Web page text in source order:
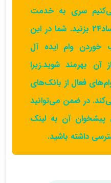
سری به خدمت
لیست وام‌های اپلیکیشن ساد24 بزنید. شما در این
خوردن وام ایده آل
آن بهرمند شوید.زیرا
هر روزه وام‌های فعال از بانک‌های
در ضمن می‌توانید
پیشخوان آن به لینک
داشته باشید.